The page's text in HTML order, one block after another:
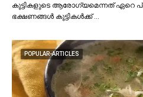
കുട്ടികളുടെ ആരോഗ്യമെന്നത് ഏറെ
ഭക്ഷണങ്ങള്‍ കുട്ടികള്‍ക്ക് …
POPULAR-ARTICLES